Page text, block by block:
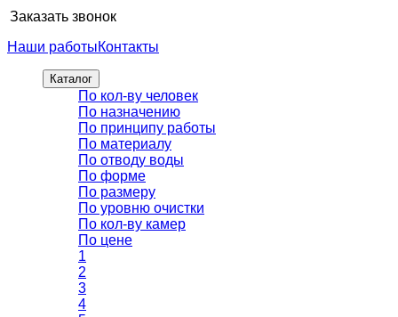
Заказать звонок
Наши работыКонтакты
Каталог
По кол-ву человек
По назначению
По принципу работы
По материалу
По отводу воды
По форме
По размеру
По уровню очистки
По кол-ву камер
По цене
1
2
3
4